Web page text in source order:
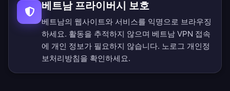
베트남 프라이버시 보호
베트남의 웹사이트와 서비스를 익명으로 브라우징
하세요. 활동을 추적하지 않으며 베트남 VPN 접속
에 개인 정보가 필요하지 않습니다. 노로그 개인정
보처리방침을 확인하세요.